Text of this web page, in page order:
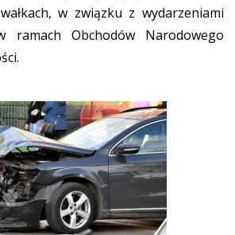
w związku z wydarzeniami
ramach Obchodów Narodowego